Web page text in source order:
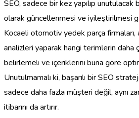
SEO, sadece bir kez yapılıp
olarak güncellenmesi ve iyileştirilmesi
Kocaeli otomotiv yedek parça firmaları,
analizleri yaparak hangi terimlerin daha
belirlemeli ve içeriklerini buna göre
Unutulmamalı ki, başarılı bir SEO
sadece daha fazla müşteri değil, aynı
itibarını da artırır.